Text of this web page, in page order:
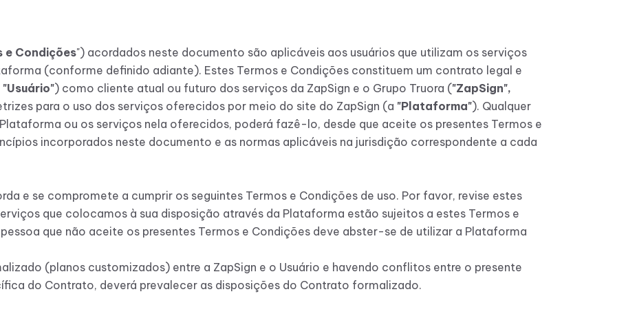
e Condições") acordados neste documento são aplicáveis aos usuários que utilizam os serviços
(conforme definido adiante). Estes Termos e Condições constituem um contrato legal e
"Usuário") como cliente atual ou futuro dos serviços da ZapSign e o Grupo Truora ("ZapSign",
para o uso dos serviços oferecidos por meio do site do ZapSign (a "Plataforma"). Qualquer
ou os serviços nela oferecidos, poderá fazê-lo, desde que aceite os presentes Termos e
incorporados neste documento e as normas aplicáveis na jurisdição correspondente a cada
e se compromete a cumprir os seguintes Termos e Condições de uso. Por favor, revise estes
que colocamos à sua disposição através da Plataforma estão sujeitos a estes Termos e
que não aceite os presentes Termos e Condições deve abster-se de utilizar a Plataforma
(planos customizados) entre a ZapSign e o Usuário e havendo conflitos entre o presente
do Contrato, deverá prevalecer as disposições do Contrato formalizado.